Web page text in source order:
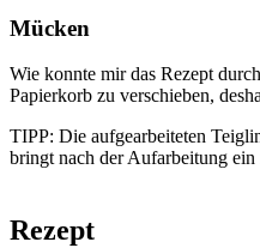
Mücken
Wie konnte mir das Rezept
Papierkorb zu verschieben,
TIPP: Die aufgearbeiteten
bringt nach der Aufarbeitung ein
Rezept